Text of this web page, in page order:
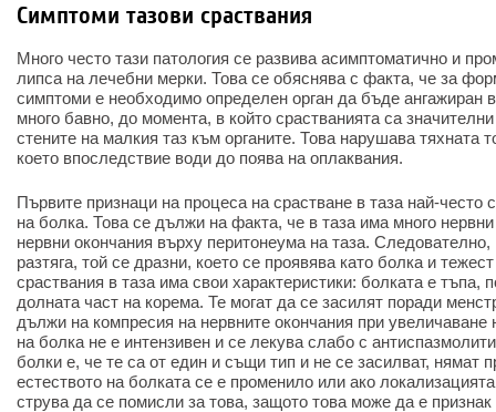
Симптоми тазови сраствания
Много често тази патология се развива асимптоматично и
липса на лечебни мерки. Това се обяснява с факта, че за
симптоми е необходимо определен орган да бъде ангажиран
много бавно, до момента, в който срастванията са
стените на малкия таз към органите. Това нарушава тяхната
което впоследствие води до поява на оплаквания.
Първите признаци на процеса на срастване в таза най-често
на болка. Това се дължи на факта, че в таза има много
нервни окончания върху перитонеума на таза. Следователно,
разтяга, той се дразни, което се проявява като болка и
сраствания в таза има свои характеристики: болката е тъпа,
долната част на корема. Те могат да се засилят поради
дължи на компресия на нервните окончания при увеличаване
на болка не е интензивен и се лекува слабо с
болки е, че те са от един и същи тип и не се засилват, нямат
естеството на болката се е променило или ако
струва да се помисли за това, защото това може да е